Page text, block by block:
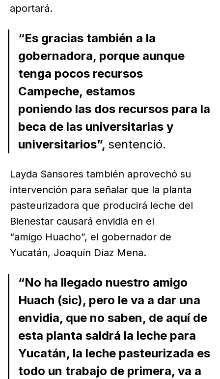
aportará.
“Es gracias también a la
gobernadora, porque aunque
tenga pocos recursos
Campeche, estamos
poniendo las dos recursos para la
beca de las universitarias y
universitarios”, sentenció.
Layda Sansores también aprovechó su
intervención para señalar que la planta
pasteurizadora que producirá leche del
Bienestar causará envidia en el
“amigo Huacho”, el gobernador de
Yucatán, Joaquín Díaz Mena.
“No ha llegado nuestro amigo
Huach (sic), pero le va a dar una
envidia, que no saben, de aquí de
esta planta saldrá la leche para
Yucatán, la leche pasteurizada es
todo un trabajo de primera, va a